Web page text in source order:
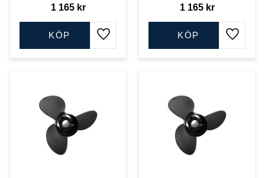
1 165kr
Lägg till i favoriter
KÖP
1 165kr
Lägg
KÖP